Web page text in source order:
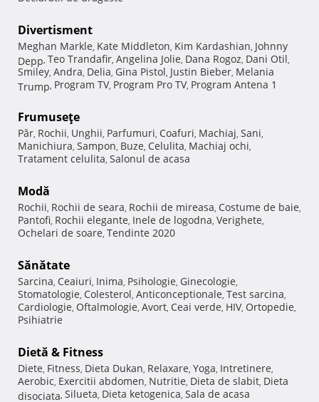
Divertisment
Meghan Markle, Kate Middleton, Kim Kardashian, Johnny
Depp, Teo Trandafir, Angelina Jolie, Dana Rogoz, Dani Otil,
Smiley, Andra, Delia, Gina Pistol, Justin Bieber, Melania
Trump, Program TV, Program Pro TV, Program Antena 1
Frumuseţe
Păr, Rochii, Unghii, Parfumuri, Coafuri, Machiaj, Sani,
Manichiura, Sampon, Buze, Celulita, Machiaj ochi,
Tratament celulita, Salonul de acasa
Modă
Rochii, Rochii de seara, Rochii de mireasa, Costume de baie,
Pantofi, Rochii elegante, Inele de logodna, Verighete,
Ochelari de soare, Tendinte 2020
Sănătate
Sarcina, Ceaiuri, Inima, Psihologie, Ginecologie,
Stomatologie, Colesterol, Anticonceptionale, Test sarcina,
Cardiologie, Oftalmologie, Avort, Ceai verde, HIV, Ortopedie,
Psihiatrie
Dietă & Fitness
Diete, Fitness, Dieta Dukan, Relaxare, Yoga, Intretinere,
Aerobic, Exercitii abdomen, Nutritie, Dieta de slabit, Dieta
disociata, Silueta, Dieta ketogenica, Sala de acasa